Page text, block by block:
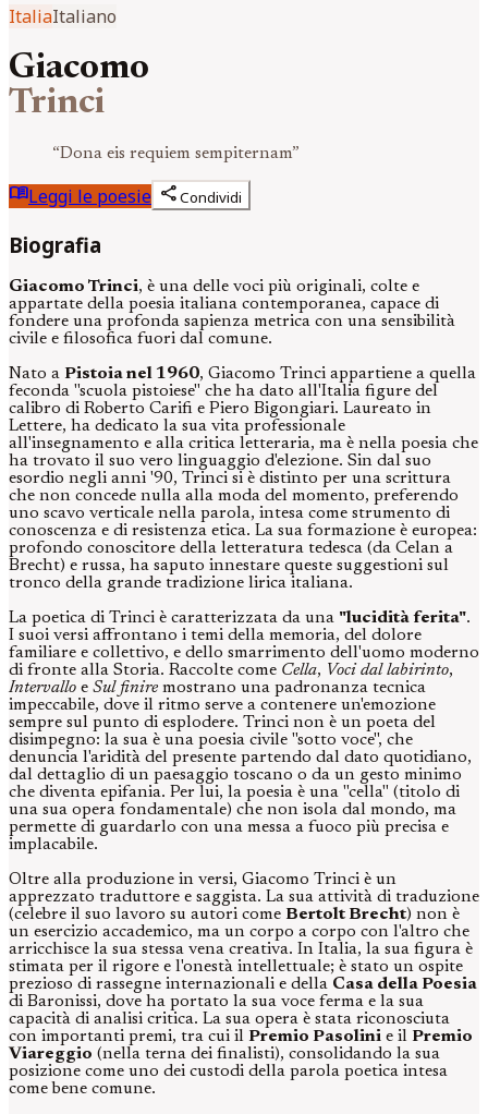
ItaliaItaliano
Giacomo
Trinci
“Dona eis requiem sempiternam”
menu_bookLeggi le poesie shareCondividi
Biografia
Giacomo Trinci, è una delle voci più originali, colte e
appartate della poesia italiana contemporanea, capace di
fondere una profonda sapienza metrica con una sensibilità
civile e filosofica fuori dal comune.
Nato a Pistoia nel 1960, Giacomo Trinci appartiene a quella
feconda "scuola pistoiese" che ha dato all'Italia figure del
calibro di Roberto Carifi e Piero Bigongiari. Laureato in
Lettere, ha dedicato la sua vita professionale
all'insegnamento e alla critica letteraria, ma è nella poesia che
ha trovato il suo vero linguaggio d'elezione. Sin dal suo
esordio negli anni '90, Trinci si è distinto per una scrittura
che non concede nulla alla moda del momento, preferendo
uno scavo verticale nella parola, intesa come strumento di
conoscenza e di resistenza etica. La sua formazione è europea:
profondo conoscitore della letteratura tedesca (da Celan a
Brecht) e russa, ha saputo innestare queste suggestioni sul
tronco della grande tradizione lirica italiana.
La poetica di Trinci è caratterizzata da una "lucidità ferita".
I suoi versi affrontano i temi della memoria, del dolore
familiare e collettivo, e dello smarrimento dell'uomo moderno
di fronte alla Storia. Raccolte come Cella, Voci dal labirinto,
Intervallo e Sul finiremostrano una padronanza tecnica
impeccabile, dove il ritmo serve a contenere un'emozione
sempre sul punto di esplodere. Trinci non è un poeta del
disimpegno: la sua è una poesia civile "sotto voce", che
denuncia l'aridità del presente partendo dal dato quotidiano,
dal dettaglio di un paesaggio toscano o da un gesto minimo
che diventa epifania. Per lui, la poesia è una "cella" (titolo di
una sua opera fondamentale) che non isola dal mondo, ma
permette di guardarlo con una messa a fuoco più precisa e
implacabile.
Oltre alla produzione in versi, Giacomo Trinci è un
apprezzato traduttore e saggista. La sua attività di traduzione
(celebre il suo lavoro su autori come Bertolt Brecht) non è
un esercizio accademico, ma un corpo a corpo con l'altro che
arricchisce la sua stessa vena creativa. In Italia, la sua figura è
stimata per il rigore e l'onestà intellettuale; è stato un ospite
prezioso di rassegne internazionali e della Casa della Poesia
di Baronissi, dove ha portato la sua voce ferma e la sua
capacità di analisi critica. La sua opera è stata riconosciuta
con importanti premi, tra cui il Premio Pasolini e il Premio
Viareggio (nella terna dei finalisti), consolidando la sua
posizione come uno dei custodi della parola poetica intesa
come bene comune.